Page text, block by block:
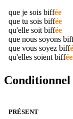
que je sois biffée
que tu sois biffée
qu'elle soit biffée
que nous soyons
que vous soyez biff
qu'elles soient biff
Conditionnel
PRÉSENT